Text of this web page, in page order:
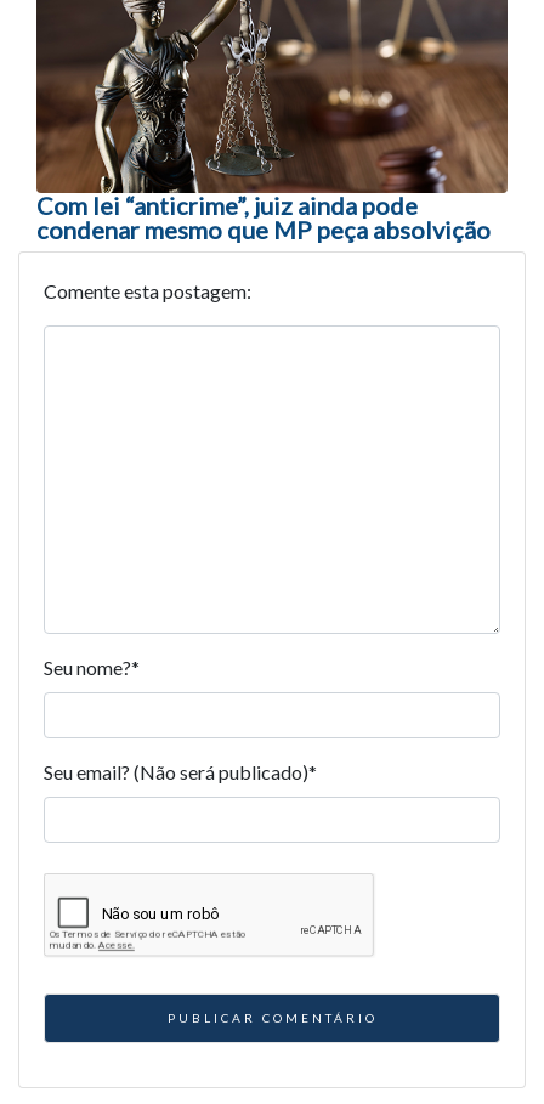
Com lei “anticrime”, juiz ainda pode
condenar mesmo que MP peça absolvição
Comente esta postagem:
Seu nome?*
Seu email? (Não será publicado)*